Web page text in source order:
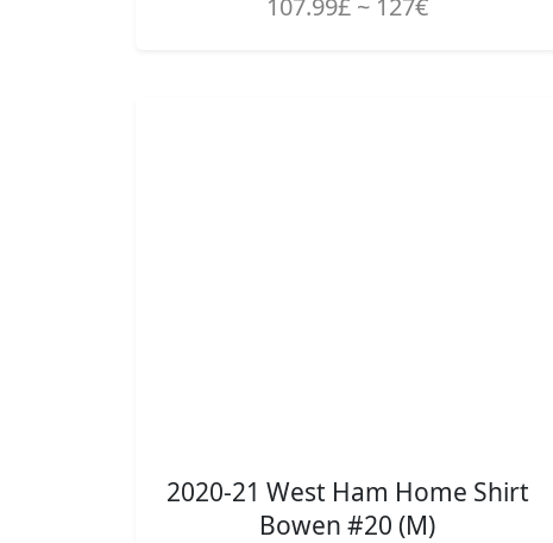
107.99£ ~ 127€
2020-21 West Ham Home Shirt
Bowen #20 (M)